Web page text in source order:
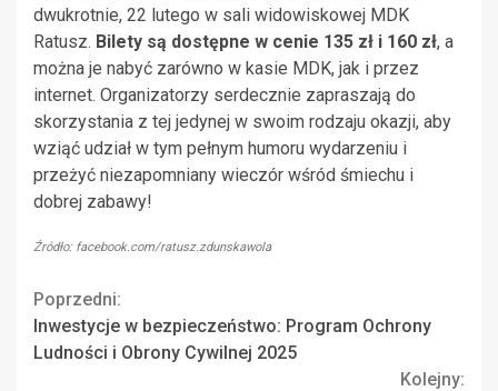
dwukrotnie, 22 lutego w sali widowiskowej MDK
Ratusz. Bilety są dostępne w cenie 135 zł i 160 zł, a
można je nabyć zarówno w kasie MDK, jak i przez
internet. Organizatorzy serdecznie zapraszają do
skorzystania z tej jedynej w swoim rodzaju okazji, aby
wziąć udział w tym pełnym humoru wydarzeniu i
przeżyć niezapomniany wieczór wśród śmiechu i
dobrej zabawy!
Źródło: facebook.com/ratusz.zdunskawola
Continue
Reading
Poprzedni:
Inwestycje w bezpieczeństwo: Program Ochrony
Ludności i Obrony Cywilnej 2025
Kolejny: